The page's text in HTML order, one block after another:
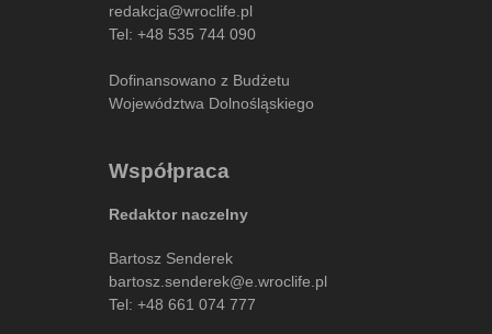
redakcja@wroclife.pl
Tel: +48 535 744 090
Dofinansowano z Budżetu
Województwa Dolnośląskiego
Współpraca
Redaktor naczelny
Bartosz Senderek
bartosz.senderek@e.wroclife.pl
Tel: +48 661 074 777